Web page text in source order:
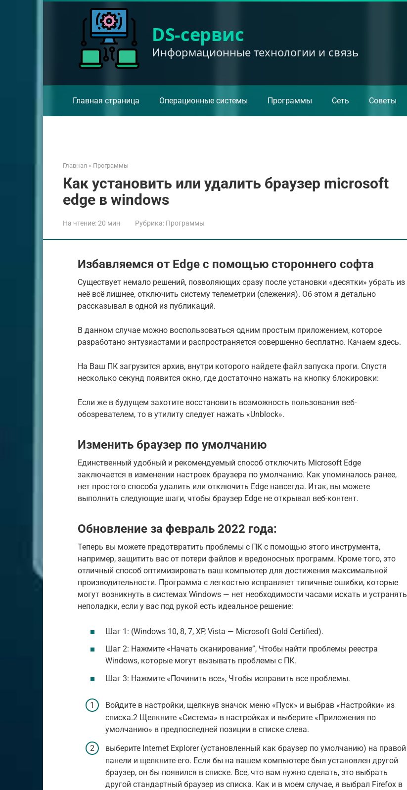
DS-сервис
Информационные технологии и связь
Главная страница Операционные системы Программы Сеть Советы
Главная » Программы
Как установить или удалить браузер microsoft
edge в windows
На чтение:20 мин Рубрика: Программы
Избавляемся от Edge с помощью стороннего софта
Существует немало решений, позволяющих сразу после установки «десятки» убрать из
неё всё лишнее, отключить систему телеметрии (слежения). Об этом я детально
рассказывал в одной из публикаций.
В данном случае можно воспользоваться одним простым приложением, которое
разработано энтузиастами и распространяется совершенно бесплатно. Качаем здесь.
На Ваш ПК загрузится архив, внутри которого найдете файл запуска проги. Спустя
несколько секунд появится окно, где достаточно нажать на кнопку блокировки:
Если же в будущем захотите восстановить возможность пользования веб-
обозревателем, то в утилиту следует нажать «Unblock».
Изменить браузер по умолчанию
Единственный удобный и рекомендуемый способ отключить Microsoft Edge
заключается в изменении настроек браузера по умолчанию. Как упоминалось ранее,
нет простого способа удалить или отключить Edge навсегда. Итак, вы можете
выполнить следующие шаги, чтобы браузер Edge не открывал веб-контент.
Обновление за февраль 2022 года:
Теперь вы можете предотвратить проблемы с ПК с помощью этого инструмента,
например, защитить вас от потери файлов и вредоносных программ. Кроме того, это
отличный способ оптимизировать ваш компьютер для достижения максимальной
производительности. Программа с легкостью исправляет типичные ошибки, которые
могут возникнуть в системах Windows — нет необходимости часами искать и устранять
неполадки, если у вас под рукой есть идеальное решение:
Шаг 1: (Windows 10, 8, 7, XP, Vista — Microsoft Gold Certified).
Шаг 2: Нажмите «Начать сканирование”, Чтобы найти проблемы реестра
Windows, которые могут вызывать проблемы с ПК.
Шаг 3: Нажмите «Починить все», Чтобы исправить все проблемы.
Войдите в настройки, щелкнув значок меню «Пуск» и выбрав «Настройки» из
списка.2 Щелкните «Система» в настройках и выберите «Приложения по
умолчанию» в предпоследней позиции в списке слева.
выберите Internet Explorer (установленный как браузер по умолчанию) на правой
панели и щелкните его. Если бы на вашем компьютере был установлен другой
браузер, он бы появился в списке. Все, что вам нужно сделать, это выбрать
другой стандартный браузер из списка. Как и в моем случае, я выбрал Firefox в